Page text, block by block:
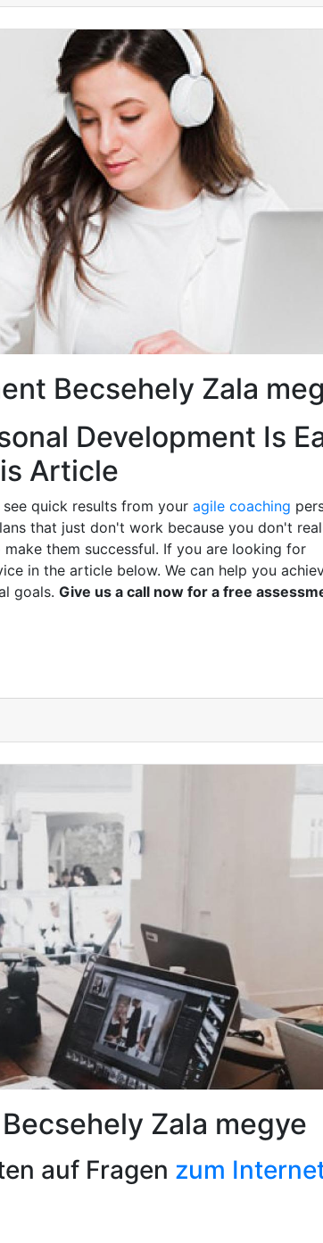
Becsehely Zala
Development Is
Article
quick results from your agile coaching
that just don't work because you don't
them successful. If you are looking for
in the article below. We can help you
goals. Give us a call now for a free
Zala megye
auf Fragen zum